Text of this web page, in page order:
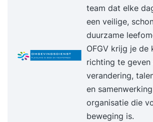
getraind * 1.000 recensies met een
op Springest * Niet goed geld terug
Schrijf je in, download de brochure
contact met ons op!
team dat elke
een veilige,
duurzame
OFGV krijg je de
richting te geven
verandering,
en
organisatie die
beweging is.